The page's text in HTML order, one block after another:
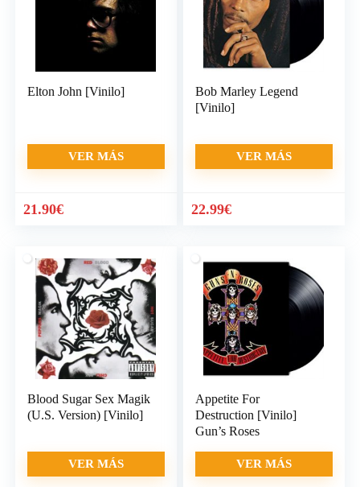
Elton John [Vinilo]
VER MÁS
21.90€
Bob Marley Legend
[Vinilo]
VER MÁS
22.99€
Blood Sugar Sex Magik
(U.S. Version) [Vinilo]
VER MÁS
Appetite For
Destruction [Vinilo]
Gun’s Roses
VER MÁS